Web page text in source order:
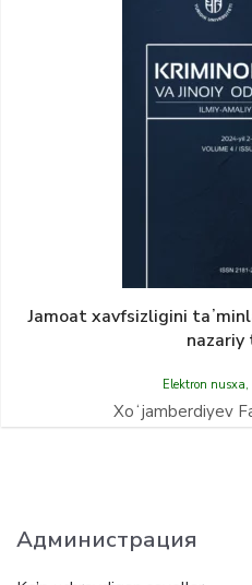
Jamoat xavfsizligini
Elektron nusxa,
Xoʻjamberdiyev
Администрация